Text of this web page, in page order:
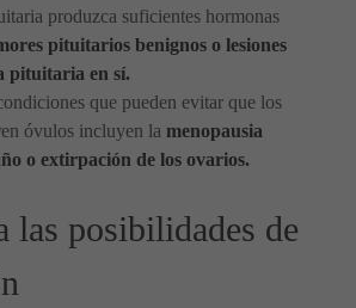
produzca suficientes hormonas
pituitarios benignos o lesiones
pituitaria en sí.
que pueden evitar que los
óvulos incluyen la menopausia
o extirpación de los ovarios.
las posibilidades de